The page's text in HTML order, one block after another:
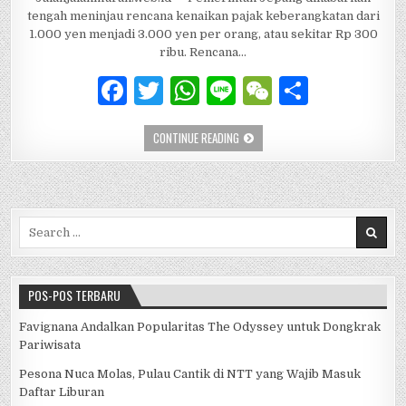
tengah meninjau rencana kenaikan pajak keberangkatan dari
1.000 yen menjadi 3.000 yen per orang, atau sekitar Rp 300
ribu. Rencana…
F
a
c
e
b
o
k
T
w
it
te
r
W
h
at
s
A
p
Li
n
e
W
h
at
e
CONTINUE READINGJEPANG BENAHI PARIWISATA, PAJAK
Search for:
POS-POS TERBARU
Favignana Andalkan Popularitas The Odyssey untuk Dongkrak
Pariwisata
Pesona Nuca Molas, Pulau Cantik di NTT yang Wajib Masuk
Daftar Liburan